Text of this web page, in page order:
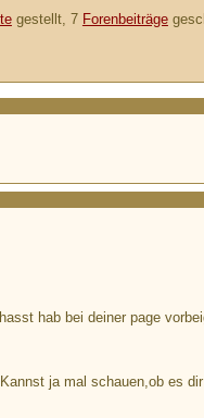
gestellt, 7 Forenbeiträge
hab bei deiner page
ja mal schauen,ob es